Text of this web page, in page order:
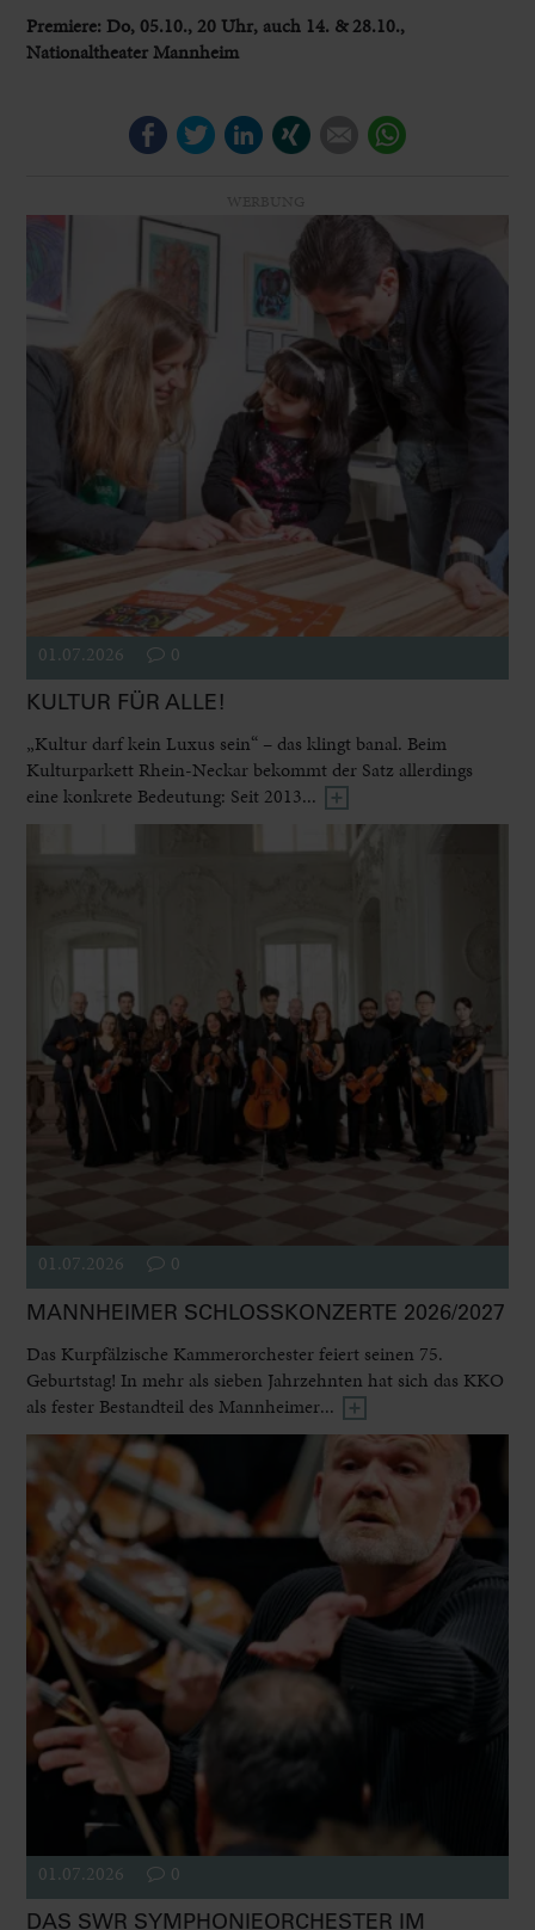
Premiere: Do, 05.10., 20 Uhr, auch 14. & 28.10.,
Nationaltheater Mannheim
FacebookTwitterLinkedIn E-mail
01.07.2026 0
KULTUR FÜR ALLE!
„Kultur darf kein Luxus sein“ – das klingt banal. Beim
Kulturparkett Rhein-Neckar bekommt der Satz allerdings
eine konkrete Bedeutung: Seit 2013...
01.07.2026 0
MANNHEIMER SCHLOSSKONZERTE 2026/2027
Das Kurpfälzische Kammerorchester feiert seinen 75.
Geburtstag! In mehr als sieben Jahrzehnten hat sich das KKO
als fester Bestandteil des Mannheimer...
01.07.2026 0
DAS SWR SYMPHONIEORCHESTER IM